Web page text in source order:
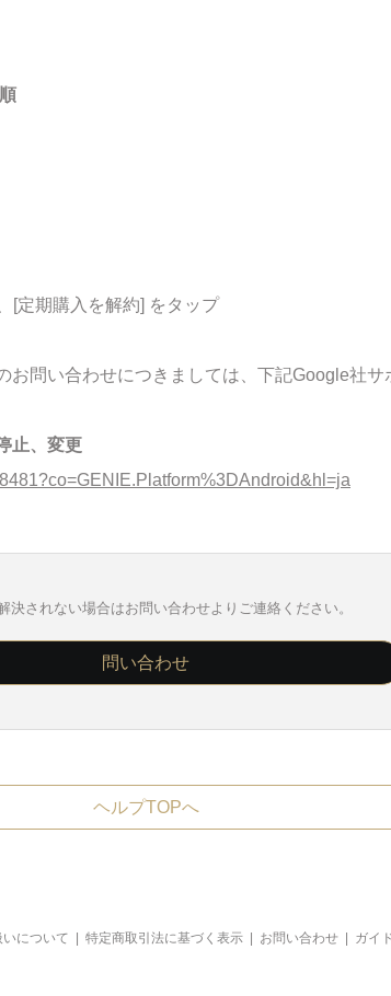
[定期購入を解約] をタップ
問い合わせにつきましては、下記Google社サ
止、変更
決されない場合はお問い合わせよりご連絡ください。
問い合わせ
ヘルプTOPへ
について 特定商取引法に基づく表示| お問い合わせ| ガイ